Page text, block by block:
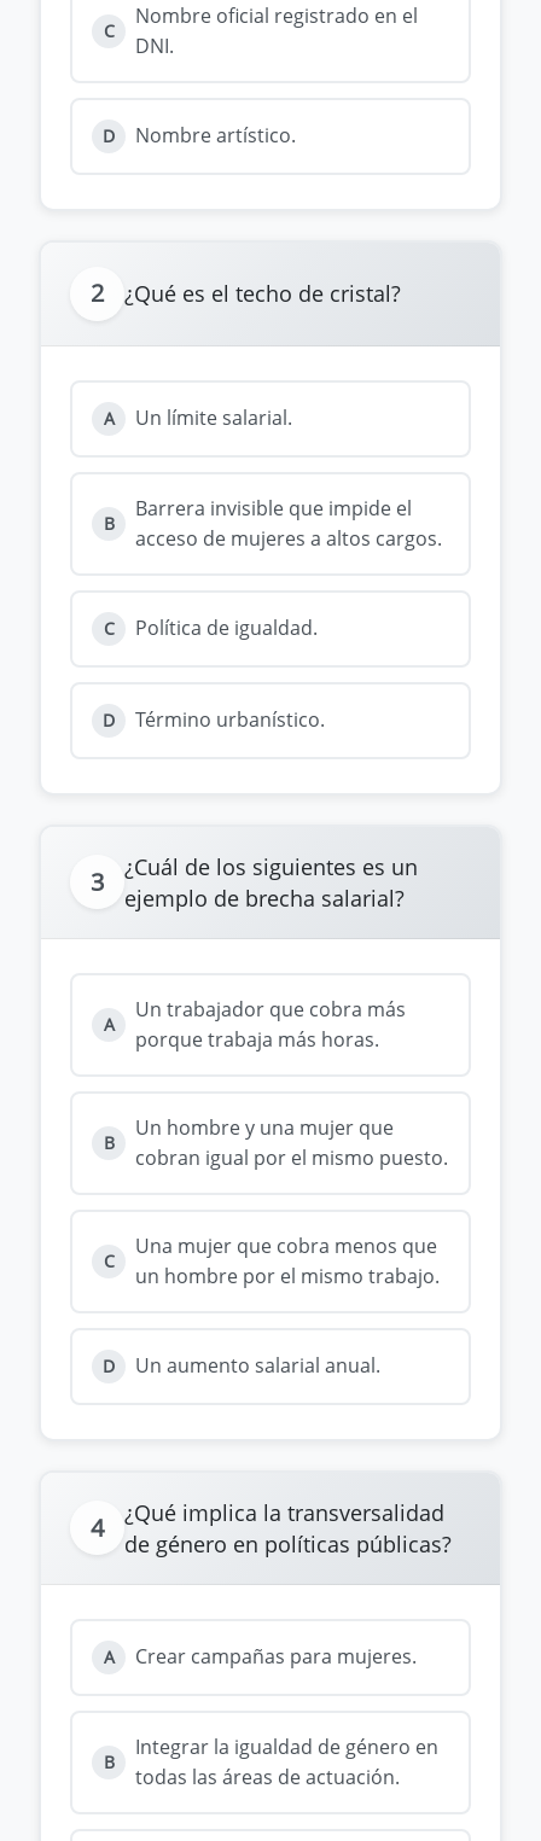
C
Nombre oficial registrado en el
DNI.
D Nombre artístico.
2 ¿Qué es el techo de cristal?
A Un límite salarial.
B
Barrera invisible que impide el
acceso de mujeres a altos cargos.
C Política de igualdad.
D Término urbanístico.
3
¿Cuál de los siguientes es un
ejemplo de brecha salarial?
A
Un trabajador que cobra más
porque trabaja más horas.
B
Un hombre y una mujer que
cobran igual por el mismo puesto.
C
Una mujer que cobra menos que
un hombre por el mismo trabajo.
D Un aumento salarial anual.
4
¿Qué implica la transversalidad
de género en políticas públicas?
A Crear campañas para mujeres.
B
Integrar la igualdad de género en
todas las áreas de actuación.